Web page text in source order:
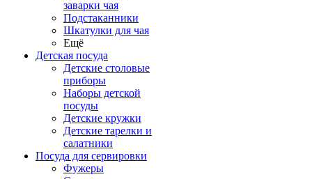
заварки чая
Подстаканники
Шкатулки для чая
Ещё
Детская посуда
Детские столовые
приборы
Наборы детской
посуды
Детские кружки
Детские тарелки и
салатники
Посуда для сервировки
Фужеры